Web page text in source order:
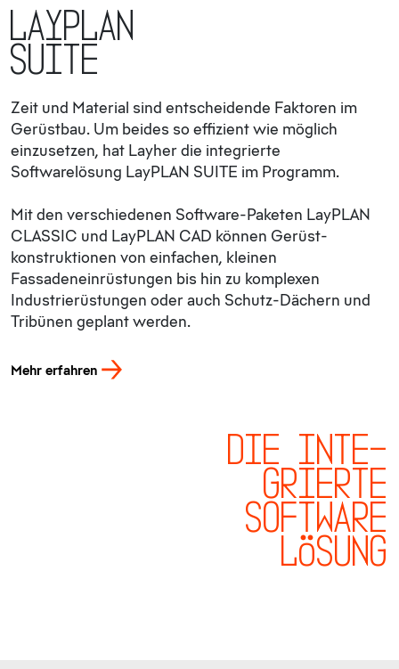
LayPLAN
SUITE
Zeit und Material sind entscheidende Faktoren im
Gerüstbau. Um beides so effizient wie möglich
einzusetzen, hat Layher die integrierte
Softwarelösung LayPLAN SUITE im Programm.
Mit den verschiedenen Software-Paketen LayPLAN
CLASSIC und LayPLAN CAD können Gerüst­
konstruktionen von einfachen, kleinen
Fassadeneinrüstungen bis hin zu komplexen
Industrierüstungen oder auch Schutz-Dächern und
Tribünen geplant werden.
Mehr erfahren
DIE INTE-
GRIERTE
SOFTWARE
LÖSUNG